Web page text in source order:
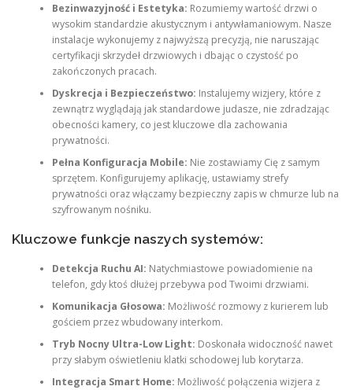
Bezinwazyjność i Estetyka: Rozumiemy wartość drzwi o
wysokim standardzie akustycznym i antywłamaniowym. Nasze
instalacje wykonujemy z najwyższą precyzją, nie naruszając
certyfikacji skrzydeł drzwiowych i dbając o czystość po
zakończonych pracach.
Dyskrecja i Bezpieczeństwo: Instalujemy wizjery, które z
zewnątrz wyglądają jak standardowe judasze, nie zdradzając
obecności kamery, co jest kluczowe dla zachowania
prywatności.
Pełna Konfiguracja Mobile: Nie zostawiamy Cię z samym
sprzętem. Konfigurujemy aplikację, ustawiamy strefy
prywatności oraz włączamy bezpieczny zapis w chmurze lub na
szyfrowanym nośniku.
Kluczowe funkcje naszych systemów:
Detekcja Ruchu AI: Natychmiastowe powiadomienie na
telefon, gdy ktoś dłużej przebywa pod Twoimi drzwiami.
Komunikacja Głosowa: Możliwość rozmowy z kurierem lub
gościem przez wbudowany interkom.
Tryb Nocny Ultra-Low Light: Doskonała widoczność nawet
przy słabym oświetleniu klatki schodowej lub korytarza.
Integracja Smart Home: Możliwość połączenia wizjera z